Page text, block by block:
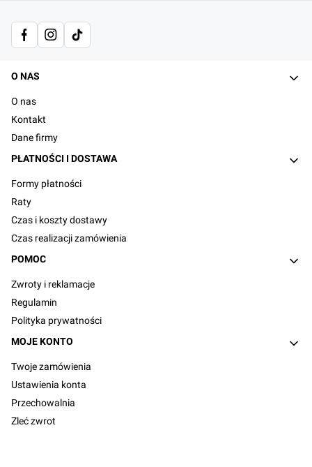
Linki w stopce
O NAS
O nas
Kontakt
Dane firmy
PŁATNOŚCI I DOSTAWA
Formy płatności
Raty
Czas i koszty dostawy
Czas realizacji zamówienia
POMOC
Zwroty i reklamacje
Regulamin
Polityka prywatności
MOJE KONTO
Twoje zamówienia
Ustawienia konta
Przechowalnia
Zleć zwrot